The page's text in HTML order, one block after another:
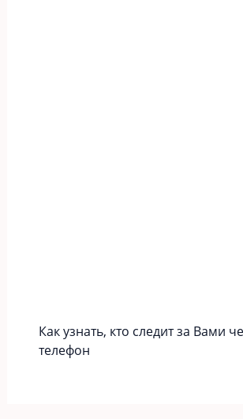
Как узнать, кто следит за Вами
телефон